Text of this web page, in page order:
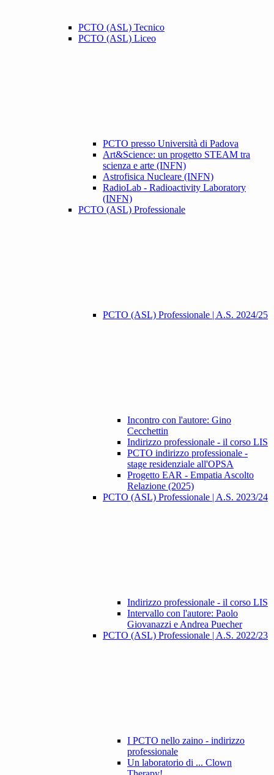
PCTO (ASL) Tecnico
PCTO (ASL) Liceo
PCTO presso Università di Padova
Art&Science: un progetto STEAM tra
scienza e arte (INFN)
Astrofisica Nucleare (INFN)
RadioLab - Radioactivity Laboratory
(INFN)
PCTO (ASL) Professionale
PCTO (ASL) Professionale | A.S. 2024/25
Incontro con l'autore: Gino
Cecchettin
Indirizzo professionale - il corso LIS
PCTO indirizzo professionale -
stage residenziale all'OPSA
Progetto EAR - Empatia Ascolto
Relazione (2025)
PCTO (ASL) Professionale | A.S. 2023/24
Indirizzo professionale - il corso LIS
Intervallo con l'autore: Paolo
Giovanazzi e Andrea Puecher
PCTO (ASL) Professionale | A.S. 2022/23
I PCTO nello zaino - indirizzo
professionale
Un laboratorio di ... Clown